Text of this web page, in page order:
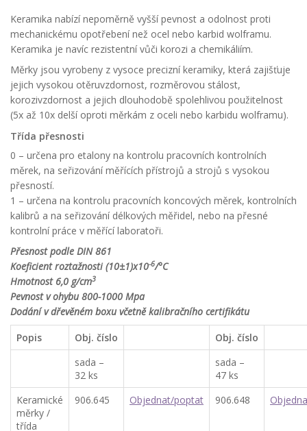
Keramika nabízí nepoměrně vyšší pevnost a odolnost proti
mechanickému opotřebení než ocel nebo karbid wolframu.
Keramika je navíc rezistentní vůči korozi a chemikáliím.
Měrky jsou vyrobeny z vysoce precizní keramiky, která zajišťuje
jejich vysokou otěruvzdornost, rozměrovou stálost,
korozivzdornost a jejich dlouhodobě spolehlivou použitelnost
(5x až 10x delší oproti měrkám z oceli nebo karbidu wolframu).
Třída přesnosti
0 – určena pro etalony na kontrolu pracovních kontrolních
měrek, na seřizování měřících přístrojů a strojů s vysokou
přesností.
1 – určena na kontrolu pracovních koncových měrek, kontrolních
kalibrů a na seřizování délkových měřidel, nebo na přesné
kontrolní práce v měřící laboratoři.
Přesnost podle DIN 861
Koeficient roztažnosti (10±1)x10-6/°C
Hmotnost 6,0 g/cm3
Pevnost v ohybu 800-1000 Mpa
Dodání v dřevěném boxu včetně kalibračního certifikátu
Popis
Obj. číslo
Obj. číslo
sada –
32 ks
sada –
47 ks
Keramické
měrky /
třída
906.645 Objednat/poptat 906.648